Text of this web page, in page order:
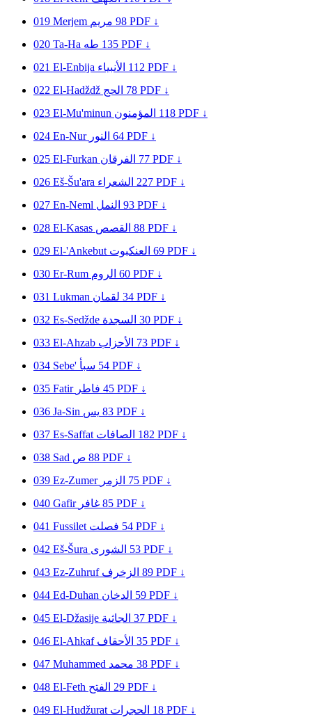
019 Merjem مريم 98 PDF ↓
020 Ta-Ha طه 135 PDF ↓
021 El-Enbija الأنبياء 112 PDF ↓
022 El-Hadždž الحج 78 PDF ↓
023 El-Mu'minun المؤمنون 118 PDF ↓
024 En-Nur النور 64 PDF ↓
025 El-Furkan الفرقان 77 PDF ↓
026 Eš-Šu'ara الشعراء 227 PDF ↓
027 En-Neml النمل 93 PDF ↓
028 El-Kasas القصص 88 PDF ↓
029 El-'Ankebut العنكبوت 69 PDF ↓
030 Er-Rum الروم 60 PDF ↓
031 Lukman لقمان 34 PDF ↓
032 Es-Sedžde السجدة 30 PDF ↓
033 El-Ahzab الأحزاب 73 PDF ↓
034 Sebe' سبأ 54 PDF ↓
035 Fatir فاطر 45 PDF ↓
036 Ja-Sin يس 83 PDF ↓
037 Es-Saffat الصافات 182 PDF ↓
038 Sad ص 88 PDF ↓
039 Ez-Zumer الزمر 75 PDF ↓
040 Gafir غافر 85 PDF ↓
041 Fussilet فصلت 54 PDF ↓
042 Eš-Šura الشورى 53 PDF ↓
043 Ez-Zuhruf الزخرف 89 PDF ↓
044 Ed-Duhan الدخان 59 PDF ↓
045 El-Džasije الجاثية 37 PDF ↓
046 El-Ahkaf الأحقاف 35 PDF ↓
047 Muhammed محمد 38 PDF ↓
048 El-Feth الفتح 29 PDF ↓
049 El-Hudžurat الحجرات 18 PDF ↓